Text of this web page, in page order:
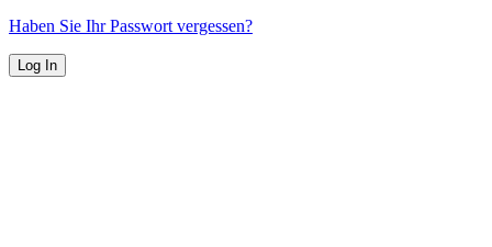
Haben Sie Ihr Passwort vergessen?